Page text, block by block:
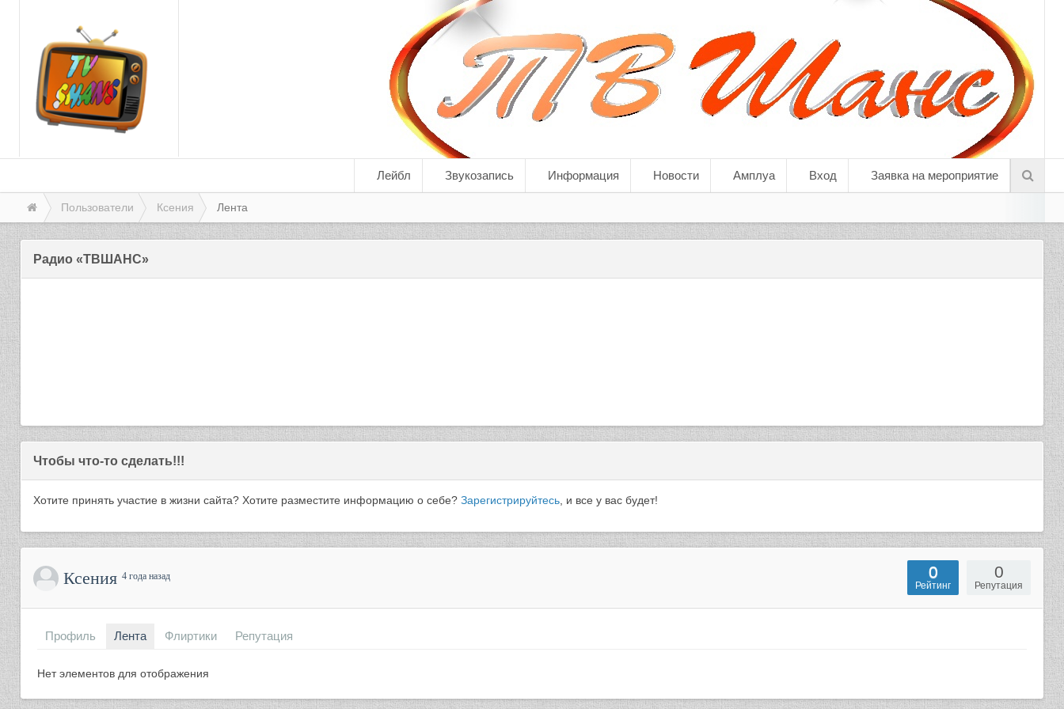
Лейбл Звукозапись Информация Новости Амплуа Вход Заявка на мероприятие
Пользователи Ксения Лента
Радио «ТВШАНС»
Чтобы что-то сделать!!!
Хотите принять участие в жизни сайта? Хотите разместите информацию о себе? Зарегистрируйтесь , и все у вас будет!
Ксения 4 года назад 0
Репутация
0
Рейтинг
Профиль Лента Флиртики Репутация
Нет элементов для отображения